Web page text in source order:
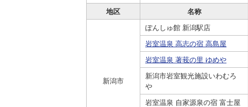
地区
名称
新潟市
ぽんしゅ館 新潟駅店
岩室温泉 高志の宿 高島屋
岩室温泉 著莪の里 ゆめや
新潟市岩室観光施設いわむろ
や
岩室温泉 自家源泉の宿 富士屋